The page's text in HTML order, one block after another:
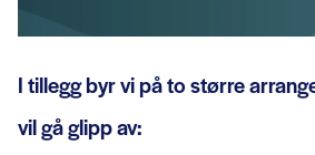
I tillegg byr vi på to større
vil gå glipp av: